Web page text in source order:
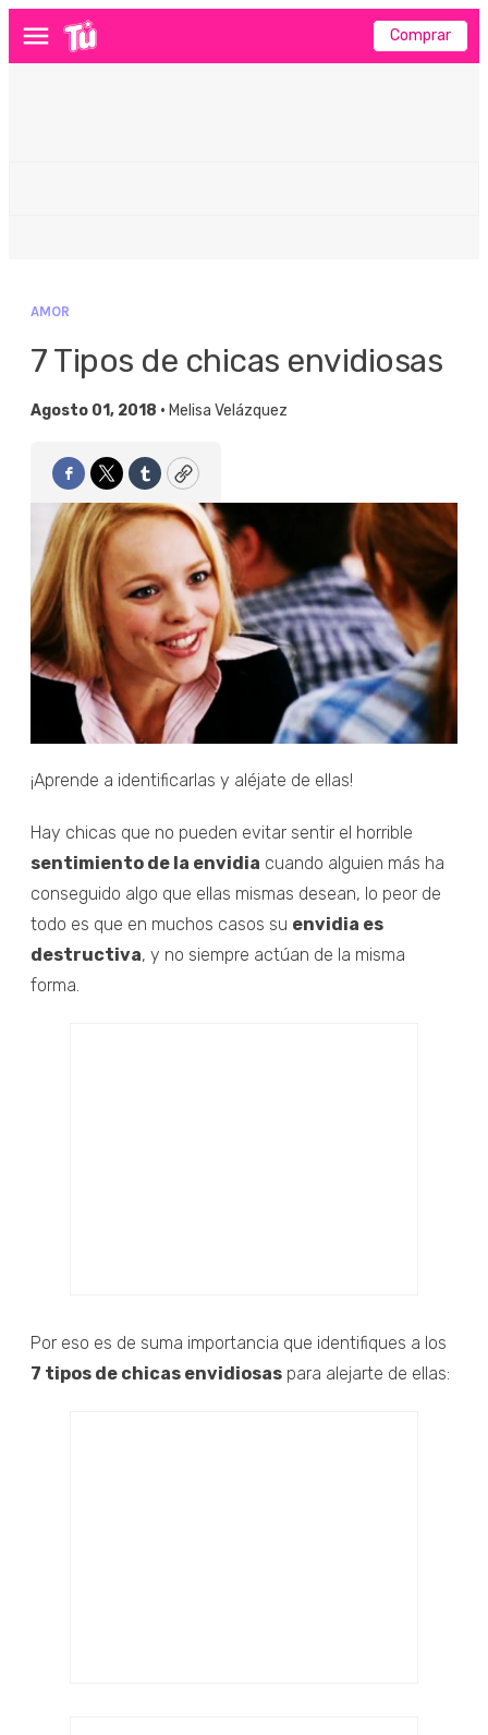
Menú Comprar
AMOR
7 Tipos de chicas envidiosas
Agosto 01, 2018 • Melisa Velázquez
Facebook
TwitterTumblrCopy
¡Aprende a identificarlas y aléjate de ellas!
Hay chicas que no pueden evitar sentir el horrible
sentimiento de la envidia cuando alguien más ha
conseguido algo que ellas mismas desean, lo peor de
todo es que en muchos casos su envidia es
destructiva, y no siempre actúan de la misma
forma.
Por eso es de suma importancia que identifiques a los
7 tipos de chicas envidiosas para alejarte de ellas: